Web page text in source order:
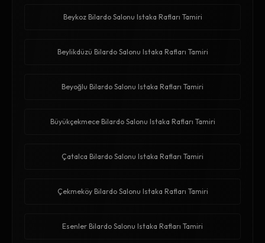
Beykoz Bilardo Salonu Istaka Rafları Tamiri
Beylikdüzü Bilardo Salonu Istaka Rafları Tamiri
Beyoğlu Bilardo Salonu Istaka Rafları Tamiri
Büyükçekmece Bilardo Salonu Istaka Rafları Tamiri
Çatalca Bilardo Salonu Istaka Rafları Tamiri
Çekmeköy Bilardo Salonu Istaka Rafları Tamiri
Esenler Bilardo Salonu Istaka Rafları Tamiri